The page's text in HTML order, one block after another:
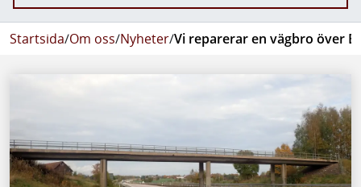
Startsida/Om oss/Nyheter/Vi reparerar en vägbro över